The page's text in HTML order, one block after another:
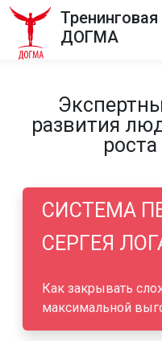
ДОГМА
развития
СИСТЕМА
СЕРГЕЯ
Как закрывать
максимальной